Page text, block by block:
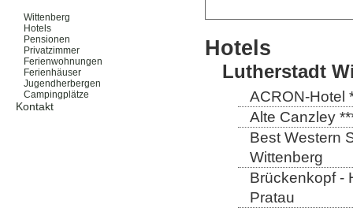
Wittenberg
Hotels
Pensionen
Privatzimmer
Ferienwohnungen
Ferienhäuser
Jugendherbergen
Campingplätze
Kontakt
Hotels
Lutherstadt
ACRON-Hotel
Alte Canzley
Best Western
Wittenberg
Brückenkopf -
Pratau